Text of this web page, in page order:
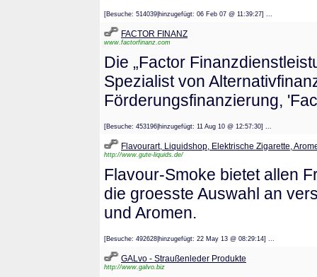
[Besuche: 514039|hinzugefügt: 06 Feb 07 @ 11:39:27] ...
FACTOR FINANZ
www.factorfinanz.com
Die „Factor
Spezialist von
Förderungsfinanzierung,
[Besuche: 453196|hinzugefügt: 11 Aug 10 @ 12:57:30] ...
Flavourart, Liquidshop, Elektrische Zigarette,
http://www.gute-liquids.de/
Flavour-Smoke bietet allen
die groesste Auswahl an
und Aromen.
[Besuche: 492628|hinzugefügt: 22 May 13 @ 08:29:14] ...
GALvo - Straußenleder Produkte
http://www.galvo.biz